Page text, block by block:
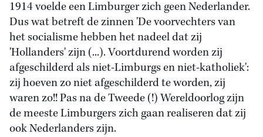
1914 voelde een Limburger zich geen Nederlander.
Dus wat betreft de zinnen 'De voorvechters van
het socialisme hebben het nadeel dat zij
'Hollanders' zijn (...). Voortdurend worden zij
afgeschilderd als niet-Limburgs en niet-katholiek':
zij hoeven zo niet afgeschilderd te worden, zij
waren zo!! Pas na de Tweede (!) Wereldoorlog zijn
de meeste Limburgers zich gaan realiseren dat zij
ook Nederlanders zijn.